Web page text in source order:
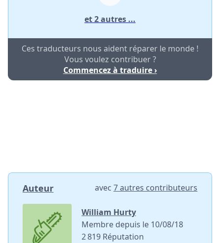
et 2 autres ...
Ces traducteurs nous aident réparer le monde !
Vous voulez contribuer ?
Commencez à traduire ›
Auteur avec 7 autres contributeurs
William Hurty
Membre depuis le 10/08/18
2 819 Réputation